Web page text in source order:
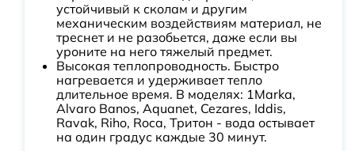
устойчивый к сколам и другим
механическим воздействиям материал, не
треснет и не разобьется, даже если вы
уроните на него тяжелый предмет.
Высокая теплопроводность. Быстро
нагревается и удерживает тепло
длительное время. В моделях: 1Marka,
Alvaro Banos, Aquanet, Cezares, Iddis,
Ravak, Riho, Roca, Тритон - вода остывает
на один градус каждые 30 минут.